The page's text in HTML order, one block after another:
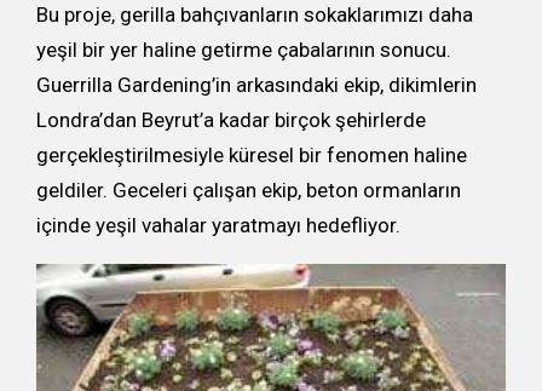
Bu proje, gerilla bahçıvanların sokaklarımızı daha
yeşil bir yer haline getirme çabalarının sonucu.
Guerrilla Gardening’in arkasındaki ekip, dikimlerin
Londra’dan Beyrut’a kadar birçok şehirlerde
gerçekleştirilmesiyle küresel bir fenomen haline
geldiler. Geceleri çalışan ekip, beton ormanların
içinde yeşil vahalar yaratmayı hedefliyor.